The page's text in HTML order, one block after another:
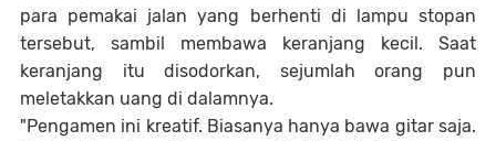
para pemakai jalan yang berhenti di lampu stopan
tersebut, sambil membawa keranjang kecil. Saat
keranjang itu disodorkan, sejumlah orang pun
meletakkan uang di dalamnya.
"Pengamen ini kreatif. Biasanya hanya bawa gitar saja.